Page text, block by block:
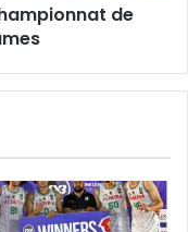
de